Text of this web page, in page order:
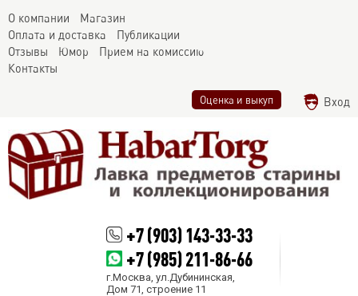
О компании
Магазин
Оплата и доставка
Публикации
Отзывы
Юмор
Прием на комиссию
Контакты
Оценка и выкуп Вход
+7 (903) 143-33-33
+7 (985) 211-86-66
г.Москва, ул.Дубининская,
Дом 71, строение 11